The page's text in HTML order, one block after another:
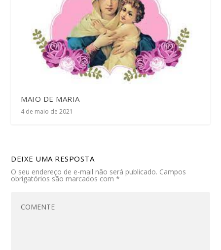
MAIO DE MARIA
4 de maio de 2021
DEIXE UMA RESPOSTA
O seu endereço de e-mail não será publicado. Campos
obrigatórios são marcados com*